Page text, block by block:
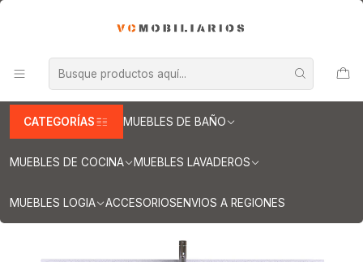
CATEGORÍAS MUEBLES DE BAÑO
MUEBLES DE COCINA MUEBLES LAVADEROS
MUEBLES LOGIA ACCESORIOSENVIOS A REGIONES
Muebles vanitorio aereo - simple
Mueble vanitorios aereo - simple de cuarzo
Mueble Vanitorio aereo simple de 160 cm M2-1603 / Espresso